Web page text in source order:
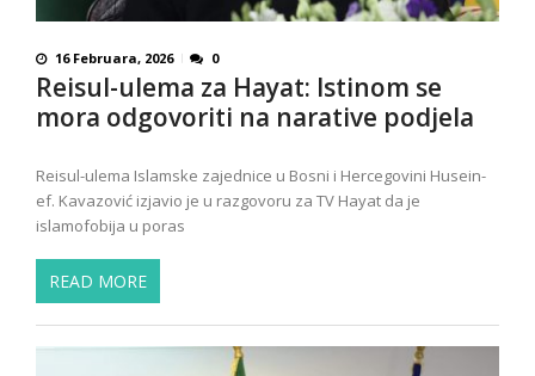
16 Februara, 2026 0
Reisul-ulema za Hayat: Istinom se
mora odgovoriti na narative podjela
Reisul-ulema Islamske zajednice u Bosni i Hercegovini Husein-
ef. Kavazović izjavio je u razgovoru za TV Hayat da je
islamofobija u poras
READ MORE